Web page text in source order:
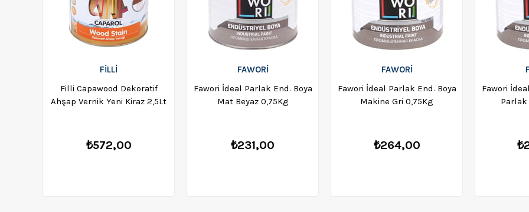
FİLLİ
Filli Capawood Dekoratif
Ahşap Vernik Yeni Kiraz 2,5Lt
₺572,00
FAWORİ
Fawori İdeal Parlak End. Boya
Mat Beyaz 0,75Kg
₺231,00
FAWORİ
Fawori İdeal Parlak End. Boya
Makine Gri 0,75Kg
₺264,00
Fawori
Parlak